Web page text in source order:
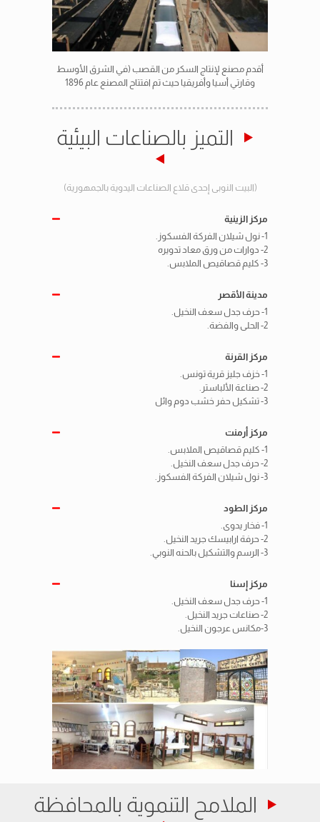
أقدم مصنع لإنتاج السكر من القصب (في الشرق الأوسط
وقارتي أسيا وأفريقيا حيث تم افتتاح المصنع عام 1896
التميز بالصناعات البيئية
(البيت النوبى إحدى قلاع الصناعات اليدوية بالجمهورية)
مركز الزينية
1- نول شيلان الفركة الفسكوز.
2- دوارات من ورق معاد تدويره
3- كليم قصاقيص الملابس.
مدينة الأقصر
1- حرف جدل سعف النخيل.
2- الحلى والفضة.
مركز القرنة
1- خزف جليز قرية تونس.
2- صناعة الألباستر.
3- تشكيل حفر خشب دوم وائل
مركز أرمنت
1- كليم قصاقيص الملابس.
2- حرف جدل سعف النخيل.
3- نول شيلان الفركة الفسكوز.
مركز الطود
1- فخار يدوى.
2- حرفة ارابيسك جريد النخيل.
3- الرسم والتشكيل بالحنه النوبي.
مركز إسنا
1- حرف جدل سعف النخيل.
2- صناعات جريد النخيل.
3-مكانس عرجون النخيل.
الملامح التنموية بالمحافظة